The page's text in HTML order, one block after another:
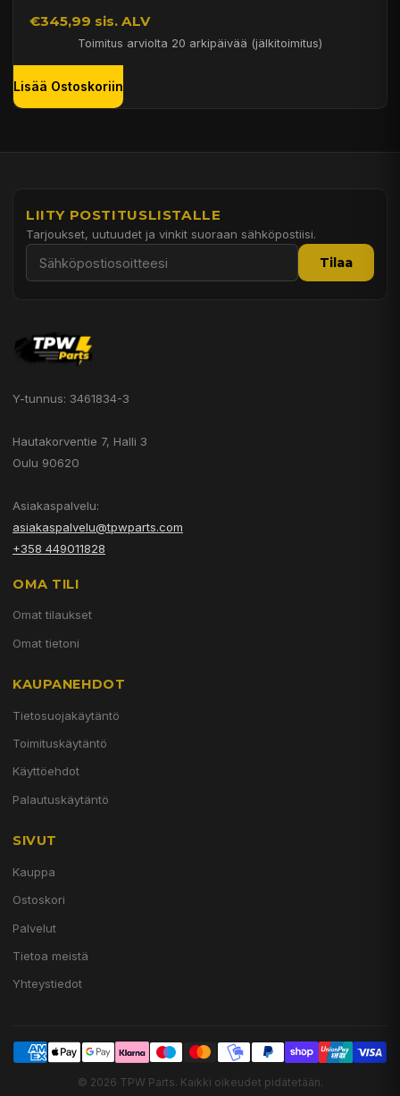
€345,99 sis. ALV
Toimitus arviolta 20 arkipäivää (jälkitoimitus)
Lisää Ostoskoriin
LIITY POSTITUSLISTALLE
Tarjoukset, uutuudet ja vinkit suoraan sähköpostiisi.
Tilaa
Y-tunnus: 3461834-3
Hautakorventie 7, Halli 3
Oulu 90620
Asiakaspalvelu:
asiakaspalvelu@tpwparts.com
+358 449011828
OMA TILI
Omat tilaukset
Omat tietoni
KAUPANEHDOT
Tietosuojakäytäntö
Toimituskäytäntö
Käyttöehdot
Palautuskäytäntö
SIVUT
Kauppa
Ostoskori
Palvelut
Tietoa meistä
Yhteystiedot
© 2026 TPW Parts. Kaikki oikeudet pidätetään.